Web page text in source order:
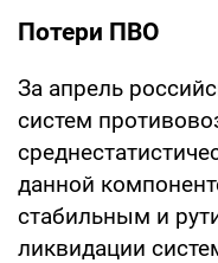
Потери ПВО
За апрель
систем
данной
стабильным и
ликвидации